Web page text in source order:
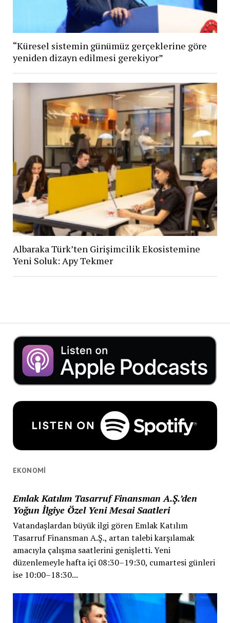
“Küresel sistemin günümüz gerçeklerine göre
yeniden dizayn edilmesi gerekiyor”
Albaraka Türk’ten Girişimcilik Ekosistemine
Yeni Soluk: Apy Tekmer
EKONOMI
Emlak Katılım Tasarruf Finansman A.Ş.’den
Yoğun İlgiye Özel Yeni Mesai Saatleri
Vatandaşlardan büyük ilgi gören Emlak Katılım
Tasarruf Finansman A.Ş., artan talebi karşılamak
amacıyla çalışma saatlerini genişletti. Yeni
düzenlemeyle hafta içi 08:30–19:30, cumartesi günleri
ise 10:00–18:30...